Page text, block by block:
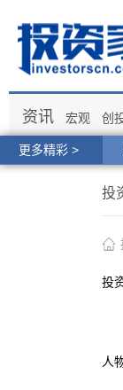
更多精彩 >
资讯 宏观 创
投
投
人